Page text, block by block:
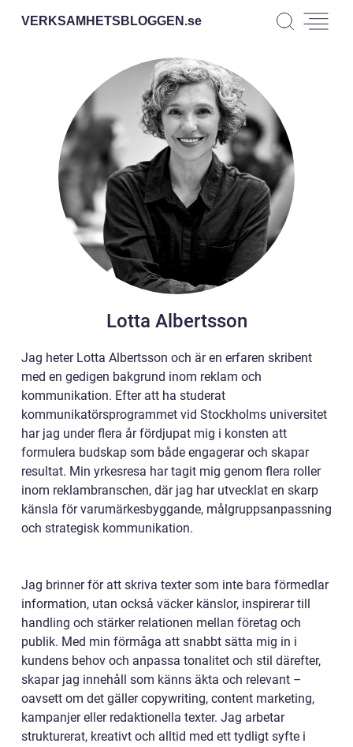
VERKSAMHETSBLOGGEN.se
Lotta Albertsson
Jag heter Lotta Albertsson och är en erfaren skribent
med en gedigen bakgrund inom reklam och
kommunikation. Efter att ha studerat
kommunikatörsprogrammet vid Stockholms universitet
har jag under flera år fördjupat mig i konsten att
formulera budskap som både engagerar och skapar
resultat. Min yrkesresa har tagit mig genom flera roller
inom reklambranschen, där jag har utvecklat en skarp
känsla för varumärkesbyggande, målgruppsanpassning
och strategisk kommunikation.
Jag brinner för att skriva texter som inte bara förmedlar
information, utan också väcker känslor, inspirerar till
handling och stärker relationen mellan företag och
publik. Med min förmåga att snabbt sätta mig in i
kundens behov och anpassa tonalitet och stil därefter,
skapar jag innehåll som känns äkta och relevant –
oavsett om det gäller copywriting, content marketing,
kampanjer eller redaktionella texter. Jag arbetar
strukturerat, kreativt och alltid med ett tydligt syfte i